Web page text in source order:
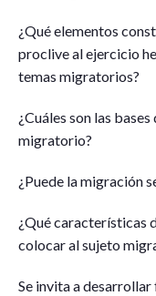
¿Qué elementos
proclive al ejercicio
temas migratorios?
¿Cuáles son las
migratorio?
¿Puede la migración
¿Qué características
colocar al sujeto
Se invita a